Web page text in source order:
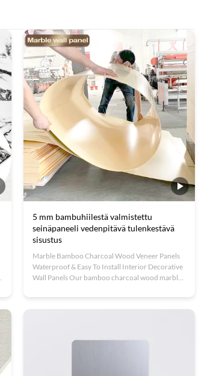
5 mm bambuhiilestä valmistettu
seinäpaneeli vedenpitävä tulenkestävä
sisustus
Marble Bamboo Charcoal Wood Veneer Panels
Waterproof & Easy To Install Interior Decorative
Wall Panels Our bamboo charcoal wood marble
moisture-resistant, and scratch-resistant